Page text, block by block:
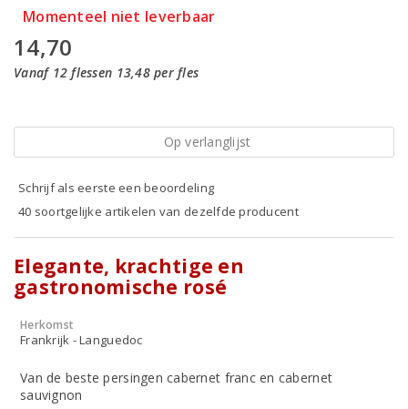
Momenteel niet leverbaar
14,70
Vanaf 12 flessen 13,48 per fles
Op verlanglijst
Schrijf als eerste een beoordeling
40 soortgelijke artikelen van dezelfde producent
Elegante, krachtige en
gastronomische rosé
Herkomst
Frankrijk - Languedoc
Van de beste persingen cabernet franc en cabernet
sauvignon